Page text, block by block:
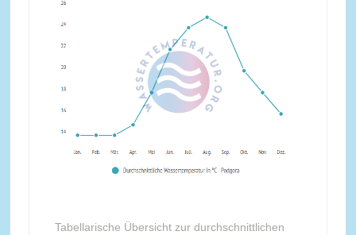
Tabellarische Übersicht zur durchschnittlichen